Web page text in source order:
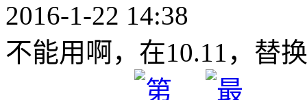
2016-1-22 14:38
不能用啊，在10.11，替